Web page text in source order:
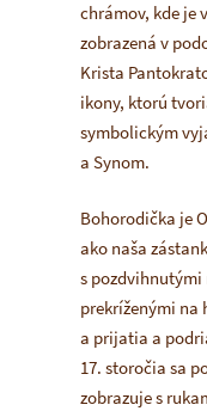
chrámov, kde je
zobrazená v
Krista
ikony, ktorú
symbolickým
a Synom.
Bohorodička je
ako naša
s pozdvihnutými
prekríženými na
a prijatia a
17. storočia sa
zobrazuje s